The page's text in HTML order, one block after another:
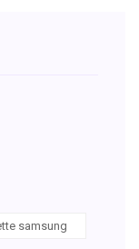
samsung